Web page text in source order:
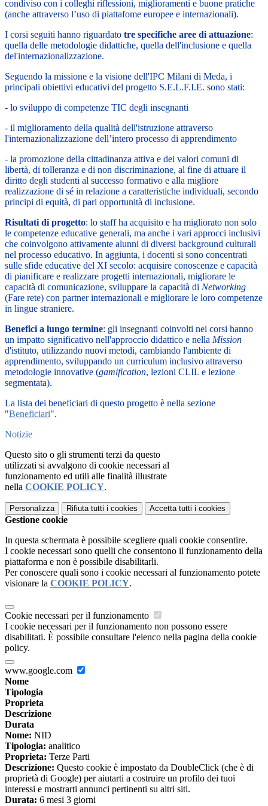
condiviso con i colleghi riflessioni, miglioramenti e buone pratiche
(anche attraverso l’uso di piattafome europee e internazionali).
I corsi seguiti hanno riguardato tre specifiche aree di attuazione:
quella delle metodologie didattiche, quella dell'inclusione e quella
del'internazionalizzazione.
Seguendo la missione e la visione dell'IPC Milani di Meda, i
principali obiettivi educativi del progetto S.E.L.F.I.E. sono stati:
- lo sviluppo di competenze TIC degli insegnanti
- il miglioramento della qualità dell'istruzione attraverso
l'internazionalizzazione dell’intero processo di apprendimento
- la promozione della cittadinanza attiva e dei valori comuni di
libertà, di tolleranza e di non discriminazione, al fine di attuare il
diritto degli studenti al successo formativo e alla migliore
realizzazione di sé in relazione a caratteristiche individuali, secondo
principi di equità, di pari opportunità di inclusione.
Risultati di progetto: lo staff ha acquisito e ha migliorato non solo
le competenze educative generali, ma anche i vari approcci inclusivi
che coinvolgono attivamente alunni di diversi background culturali
nel processo educativo. In aggiunta, i docenti si sono concentrati
sulle sfide educative del XI secolo: acquisire conoscenze e capacità
di pianificare e realizzare progetti internazionali, migliorare le
capacità di comunicazione, sviluppare la capacità di Networking
(Fare rete) con partner internazionali e migliorare le loro competenze
in lingue straniere.
Benefici a lungo termine: gli insegnanti coinvolti nei corsi hanno
un impatto significativo nell'approccio didattico e nella Mission
d'istituto, utilizzando nuovi metodi, cambiando l'ambiente di
apprendimento, sviluppando un curriculum inclusivo attraverso
metodologie innovative (gamification, lezioni CLIL e lezione
segmentata).
La lista dei beneficiari di questo progetto è nella sezione
"Beneficiari".
Notizie
Questo sito o gli strumenti terzi da questo
utilizzati si avvalgono di cookie necessari al
funzionamento ed utili alle finalità illustrate
nella COOKIE POLICY.
Personalizza Rifiuta tutti i cookies Accetta tutti i cookies
Gestione cookie
In questa schermata è possibile scegliere quali cookie consentire.
I cookie necessari sono quelli che consentono il funzionamento della
piattaforma e non è possibile disabilitarli.
Per conoscere quali sono i cookie necessari al funzionamento potete
visionare la COOKIE POLICY.
Cookie necessari per il funzionamento
I cookie necessari per il funzionamento non possono essere
disabilitati. È possibile consultare l'elenco nella pagina della cookie
policy.
www.google.com
Nome
Tipologia
Proprieta
Descrizione
Durata
Nome: NID
Tipologia: analitico
Proprieta: Terze Parti
Descrizione: Questo cookie è impostato da DoubleClick (che è di
proprietà di Google) per aiutarti a costruire un profilo dei tuoi
interessi e mostrarti annunci pertinenti su altri siti.
Durata: 6 mesi 3 giorni